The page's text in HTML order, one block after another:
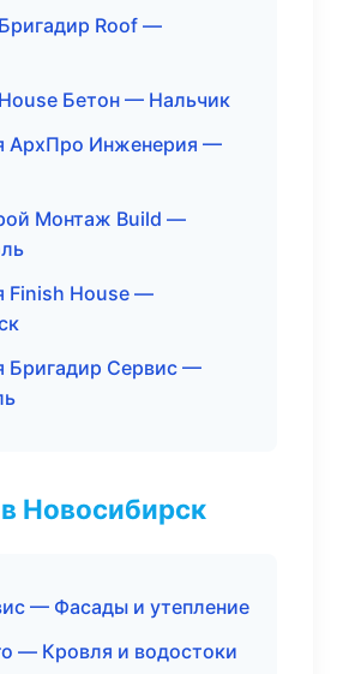
Roof —
Бетон — Нальчик
АрхПро Инженерия —
Монтаж Build —
Finish House —
Бригадир Сервис —
Новосибирск
— Фасады и утепление
— Кровля и водостоки